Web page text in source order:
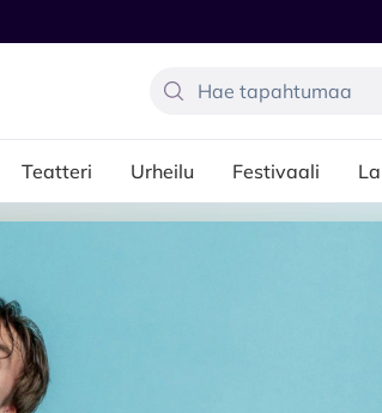
Teatteri Urheilu Festivaali